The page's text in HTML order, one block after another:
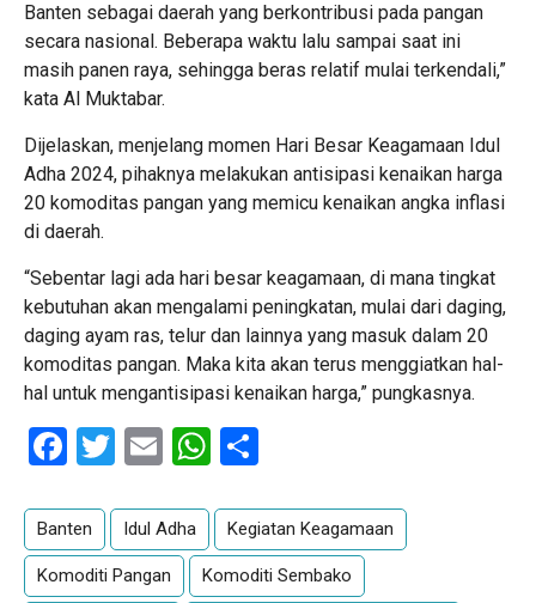
Banten sebagai daerah yang berkontribusi pada pangan
secara nasional. Beberapa waktu lalu sampai saat ini
masih panen raya, sehingga beras relatif mulai terkendali,”
kata Al Muktabar.
Dijelaskan, menjelang momen Hari Besar Keagamaan Idul
Adha 2024, pihaknya melakukan antisipasi kenaikan harga
20 komoditas pangan yang memicu kenaikan angka inflasi
di daerah.
“Sebentar lagi ada hari besar keagamaan, di mana tingkat
kebutuhan akan mengalami peningkatan, mulai dari daging,
daging ayam ras, telur dan lainnya yang masuk dalam 20
komoditas pangan. Maka kita akan terus menggiatkan hal-
hal untuk mengantisipasi kenaikan harga,” pungkasnya.
Facebook
Twitter
EmailWhatsApp
Banten Idul Adha Kegiatan Keagamaan
Komoditi Pangan Komoditi Sembako